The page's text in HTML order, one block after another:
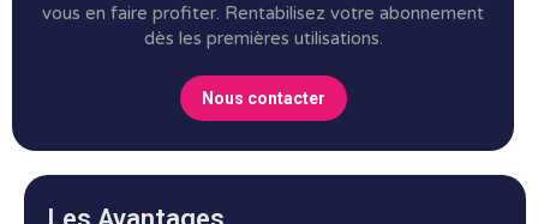
vous en faire profiter. Rentabilisez votre abonnement
dès les premières utilisations.
Nous contacter